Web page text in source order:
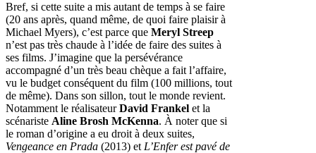
Bref, si cette suite a mis autant de temps à se faire
(20 ans après, quand même, de quoi faire plaisir à
Michael Myers), c’est parce que Meryl Streep
n’est pas très chaude à l’idée de faire des suites à
ses films. J’imagine que la persévérance
accompagné d’un très beau chèque a fait l’affaire,
vu le budget conséquent du film (100 millions, tout
de même). Dans son sillon, tout le monde revient.
Notamment le réalisateurDavid Frankel et la
scénariste Aline Brosh McKenna. À noter que si
le roman d’origine a eu droit à deux suites,
Vengeance en Prada (2013) et L’Enfer est pavé de